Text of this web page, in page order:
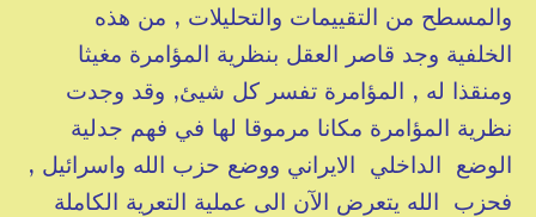
والمسطح من التقييمات والتحليلات , من هذه
الخلفية وجد قاصر العقل بنظرية المؤامرة مغيثا
ومنقذا له , المؤامرة تفسر كل شيئ, وقد وجدت
نظرية المؤامرة مكانا مرموقا لها في فهم جدلية
الوضع الداخلي الايراني ووضع حزب الله واسرائيل ,
فحزب الله يتعرض الآن الى عملية التعرية الكاملة